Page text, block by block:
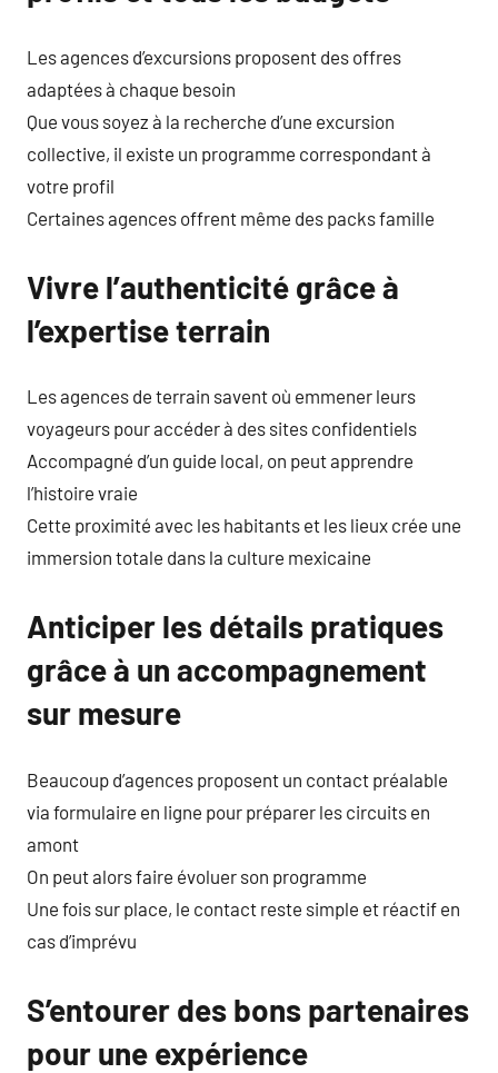
Les agences d’excursions proposent des offres
adaptées à chaque besoin
Que vous soyez à la recherche d’une excursion
collective, il existe un programme correspondant à
votre profil
Certaines agences offrent même des packs famille
Vivre l’authenticité grâce à
l’expertise terrain
Les agences de terrain savent où emmener leurs
voyageurs pour accéder à des sites confidentiels
Accompagné d’un guide local, on peut apprendre
l’histoire vraie
Cette proximité avec les habitants et les lieux crée une
immersion totale dans la culture mexicaine
Anticiper les détails pratiques
grâce à un accompagnement
sur mesure
Beaucoup d’agences proposent un contact préalable
via formulaire en ligne pour préparer les circuits en
amont
On peut alors faire évoluer son programme
Une fois sur place, le contact reste simple et réactif en
cas d’imprévu
S’entourer des bons partenaires
pour une expérience